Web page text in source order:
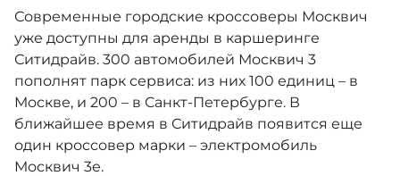
Яркий динамичный седан
от 2 237 000 ₽*
Москвич 3 с ручным
управлением (РУ)
Кредитные программы
Спецпредложения
Моторное масло
СЕРВИСНЫЕ АКЦИИ
АКСЕССУАРЫ
КОНТАКТЫ
Современные городские кроссоверы Москвич
уже доступны для аренды в каршеринге
Ситидрайв. 300 автомобилей Москвич 3
пополнят парк сервиса: из них 100 единиц – в
Москве, и 200 – в Санкт-Петербурге. В
ближайшее время в Ситидрайв появится еще
один кроссовер марки – электромобиль
Москвич 3е.